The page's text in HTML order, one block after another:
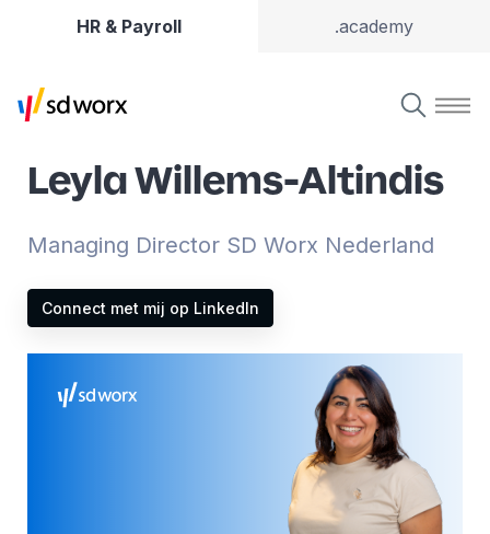
HR & Payroll .academy
Leyla Willems-Altindis
Managing Director SD Worx Nederland
Connect met mij op LinkedIn